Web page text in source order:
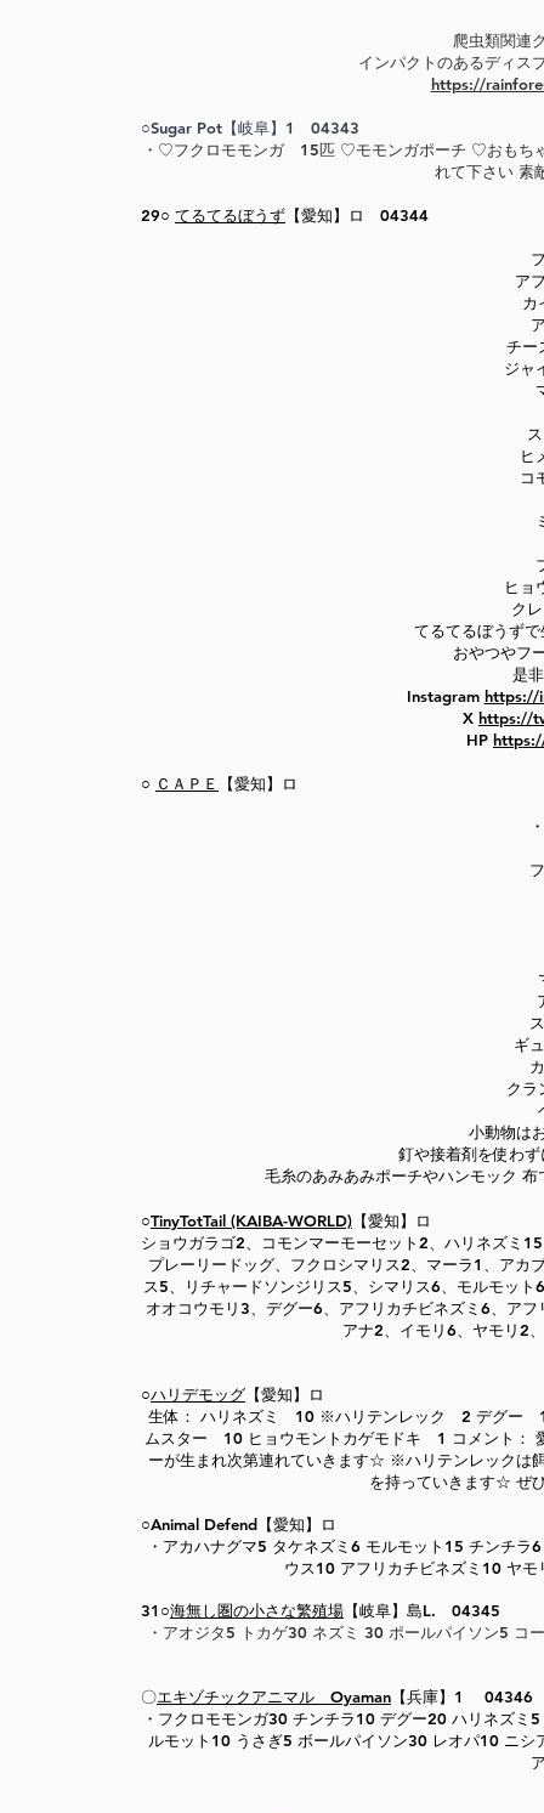
爬虫類関連
インパクトのあるディス
https://
○Sugar Pot【岐阜】1 04343
・♡フクロモモンガ 15匹 ♡モモンガポーチ ♡おもち
れて下さい 素
29○ てるてるぼうず 【愛知】ロ 04344
ア
カ
チー
ジャ
ヒ
コ
ヒョ
ク
てるてるぼうず
おやつやフ
是
Instagram https://
X https://
HP
○ ＣＡＰＥ 【愛知】ロ
ギ
クラ
小動物は
釘や接着剤を使わ
毛糸のあみあみポーチやハンモック
○TinyTotTail (KAIBA-WORLD) 【愛知】ロ
ショウガラゴ2、コモンマーモーセット2、ハリネズミ
プレーリードッグ、フクロシマリス2、マーラ1、アカ
ス5、リチャードソンジリス5、シマリス6、モルモッ
オオコウモリ3、デグー6、アフリカチビネズミ6、ア
アナ2、イモリ6、ヤモリ2
○ハリデモッグ 【愛知】ロ
生体： ハリネズミ 10 ※ハリテンレック 2 デグー
ムスター 10 ヒョウモントカゲモドキ 1 コメント：
ーが生まれ次第連れていきます☆ ※ハリテンレックは
を持っていきます☆ ぜ
○Animal Defend【愛知】ロ
・アカハナグマ5 タケネズミ6 モルモット15 チンチ
ウス10 アフリカチビネズミ10 ヤ
31○海無し圏の小さな繁殖場 【岐阜】島L. 04345
・アオジタ5 トカゲ30 ネズミ 30 ポールパイソン5
〇エキゾチックアニマル Oyaman 【兵庫】1 04346
・フクロモモンガ30 チンチラ10 デグー20 ハリネズ
ルモット10 うさぎ5 ボールパイソン30 レオパ10 ニ